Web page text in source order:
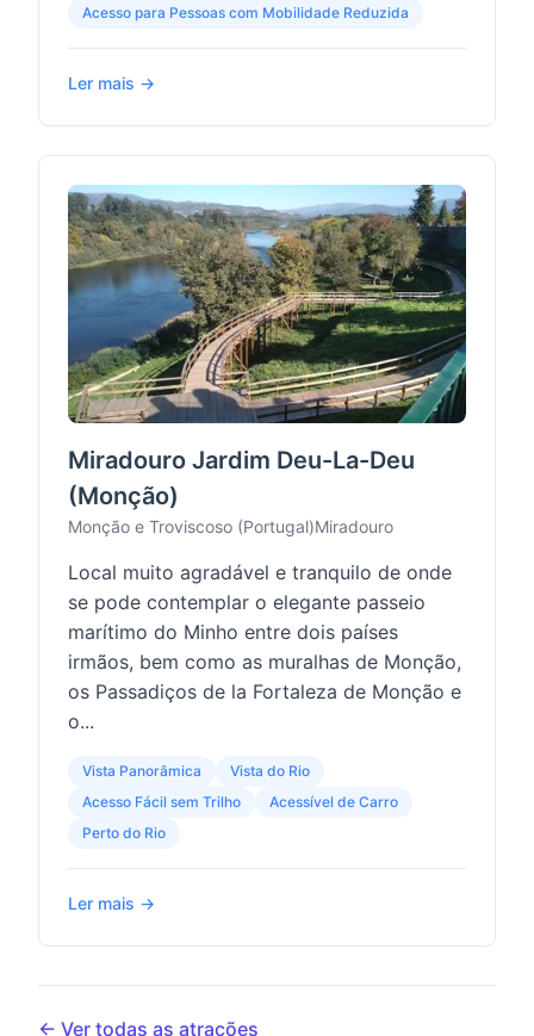
Acesso para Pessoas com Mobilidade Reduzida
Ler mais →
Miradouro Jardim Deu-La-Deu
(Monção)
Monção e Troviscoso (Portugal)Miradouro
Local muito agradável e tranquilo de onde
se pode contemplar o elegante passeio
marítimo do Minho entre dois países
irmãos, bem como as muralhas de Monção,
os Passadiços de la Fortaleza de Monção e
o...
Vista Panorâmica
Vista do Rio
Acesso Fácil sem Trilho
Acessível de Carro
Perto do Rio
Ler mais →
← Ver todas as atrações